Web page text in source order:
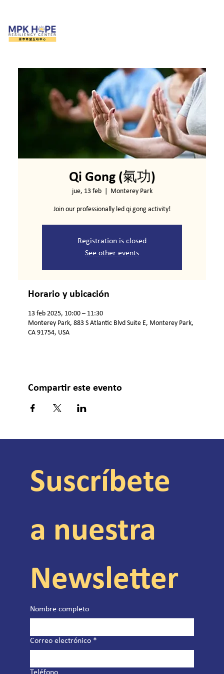
Qi Gong (氣功)
jue, 13 feb
  |
Monterey Park
Join our professionally led qi gong activity!
Registration is closed
See other events
Horario y ubicación
13 feb 2025, 10:00 – 11:30
Monterey Park, 883 S Atlantic Blvd Suite E, Monterey Park,
CA 91754, USA
Compartir este evento
Suscríbete
a nuestra
Newsletter
Nombre completo
Correo electrónico *